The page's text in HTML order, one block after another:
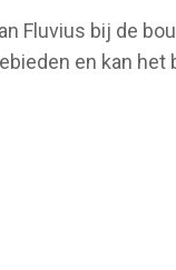
Fluvius bij de
en kan het